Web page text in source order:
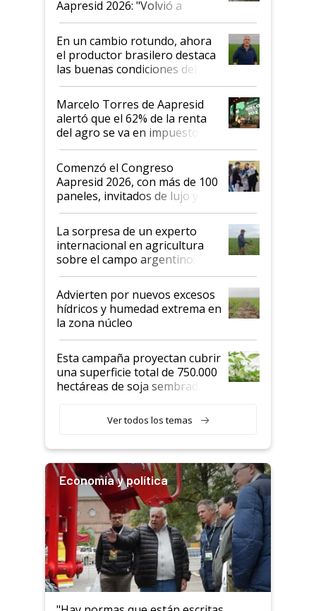
Aapresid 2026: "Volvió a
demostrar que hablar del
suelo es hablar de todo el
sistema productivo"
En un cambio rotundo, ahora
el productor brasilero destaca
las buenas condiciones del
agro argentino para invertir:
"Los veo más motivados"
Marcelo Torres de Aapresid
alertó que el 62% de la renta
del agro se va en impuestos:
"No es bueno que en
Argentina se sigan discutiendo
las mismas cosas de hace 50
años"
Comenzó el Congreso
Aapresid 2026, con más de 100
paneles, invitados de lujo y
todas las tendencias
La sorpresa de un experto
internacional en agricultura
sobre el campo argentino:
"Estoy muy impresionado"
Advierten por nuevos excesos
hídricos y humedad extrema en
la zona núcleo
Esta campaña proyectan cubrir
una superficie total de 750.000
hectáreas de soja sembradas
variedades que marcan un
salto tecnológico en genética y
Ver todos los temas
Economía y política